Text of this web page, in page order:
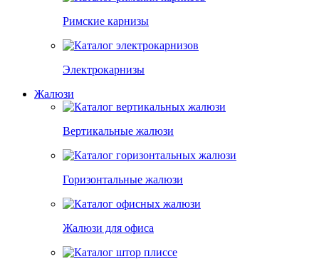
Римские карнизы
Электрокарнизы
Жалюзи
Вертикальные жалюзи
Горизонтальные жалюзи
Жалюзи для офиса